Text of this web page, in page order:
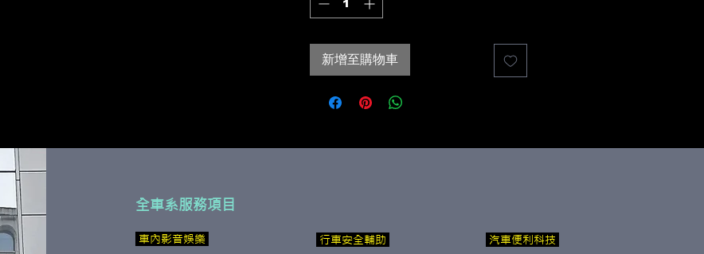
新增至購物車
全車系服務項目
​ 車內影音娛樂
行車安全輔助
汽車便利科技